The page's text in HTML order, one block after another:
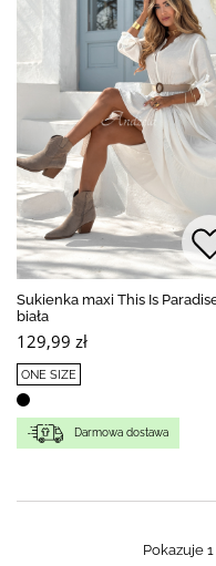
Sukienka maxi This Is
biała
129,99 zł
ONE SIZE
Darmowa dostawa
Pokazuje